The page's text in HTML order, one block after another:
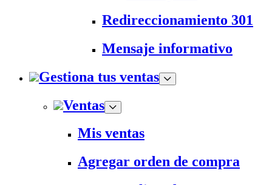
Redireccionamiento 301
Mensaje informativo
Gestiona tus ventas
Ventas
Mis ventas
Agregar orden de compra